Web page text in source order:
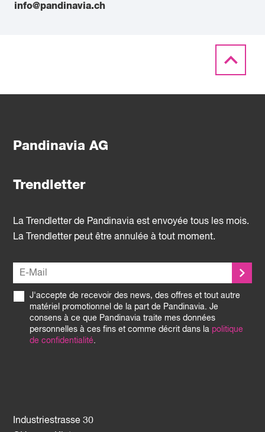
info@pandinavia.ch
Pandinavia AG
Trendletter
Industriestrasse 30
La Trendletter de Pandinavia est envoyée tous les mois.
La Trendletter peut être annulée à tout moment.
J'accepte de recevoir des news, des offres et tout autre
matériel promotionnel de la part de Pandinavia. Je
consens à ce que Pandinavia traite mes données
personnelles à ces fins et comme décrit dans la politique
de confidentialité.